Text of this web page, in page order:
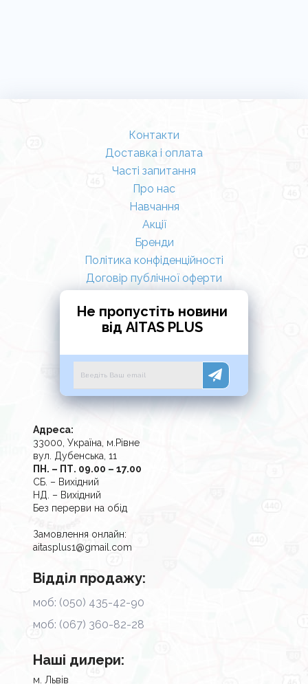
Контакти
Доставка і оплата
Часті запитання
Про нас
Навчання
Акції
Бренди
Політика конфіденційності
Договір публічної оферти
Не пропустіть новини
від AITAS PLUS
Адреса:
33000, Україна, м.Рівне
вул. Дубенська, 11
ПН. – ПТ. 09.00 – 17.00
СБ. – Вихідний
НД. – Вихідний
Без перерви на обід
Замовлення онлайн:
aitasplus1@gmail.com
Відділ продажу:
моб: (050) 435-42-90
моб: (067) 360-82-28
Наші дилери:
м. Львів